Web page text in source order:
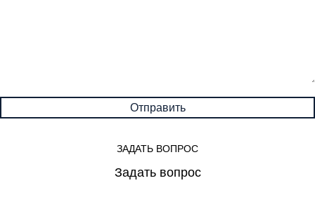
ЗАДАТЬ ВОПРОС
Задать вопрос